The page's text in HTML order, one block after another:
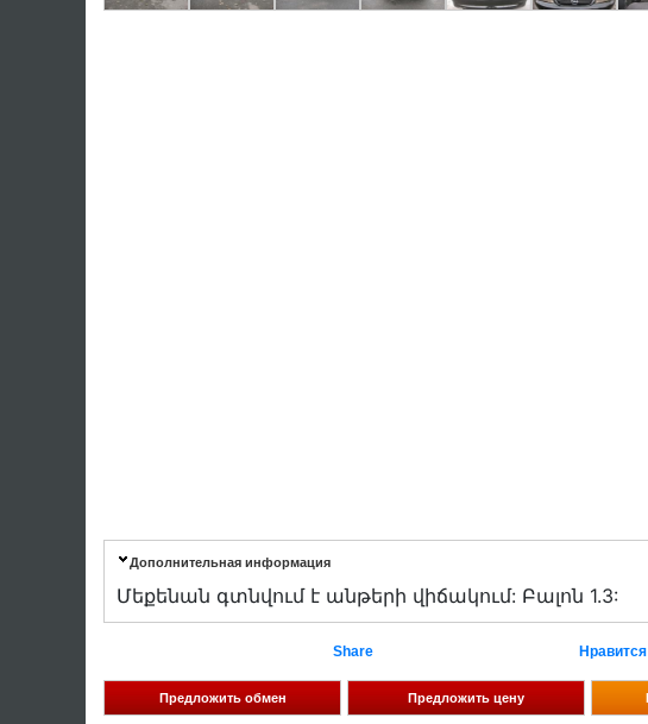
Дополнительная информация
Մեքենան գտնվում է անթերի վիճակում: Բալոն 1.3:
Share Нравится